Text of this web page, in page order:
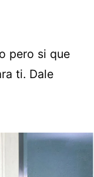
pero si que
ti. Dale